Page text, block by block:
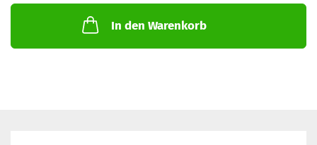
In den Warenkorb